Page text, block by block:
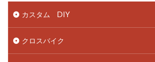
カスタム DIY
クロスバイク